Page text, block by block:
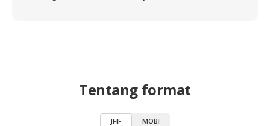
Tentang format
JFIF MOBI